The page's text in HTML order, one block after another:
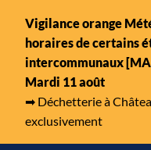
contenu
Vigilance orange
horaires de certains
intercommunaux
Mardi 11 août
➡ Déchetterie à
exclusivement